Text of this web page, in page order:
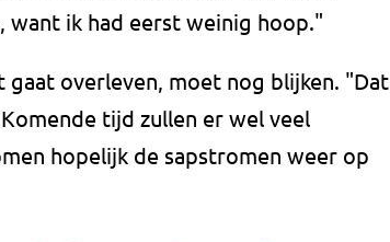
ik had eerst weinig hoop."
overleven, moet nog blijken. "Dat
tijd zullen er wel veel
hopelijk de sapstromen weer op